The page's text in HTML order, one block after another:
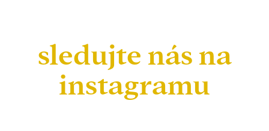
sledujte nás na
instagramu